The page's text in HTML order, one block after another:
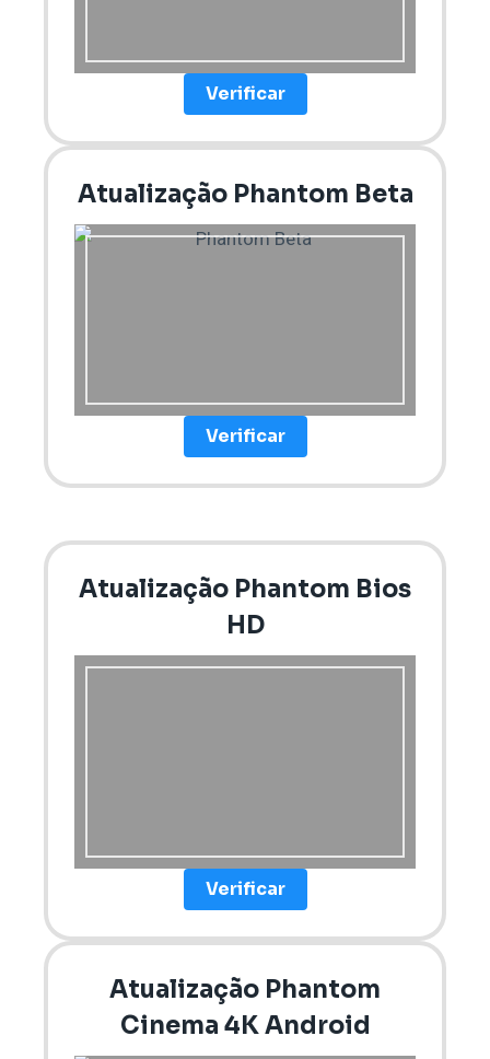
Verificar
Atualização Phantom Beta
Verificar
Atualização Phantom Bios
HD
Verificar
Atualização Phantom
Cinema 4K Android